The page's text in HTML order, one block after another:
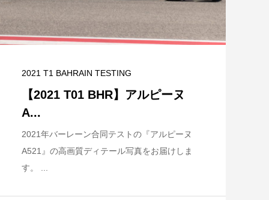
2021 T1 BAHRAIN TESTING
【2021 T01 BHR】アルピーヌ
A...
2021年バーレーン合同テストの『アルピーヌ
A521』の高画質ディテール写真をお届けしま
す。 ...